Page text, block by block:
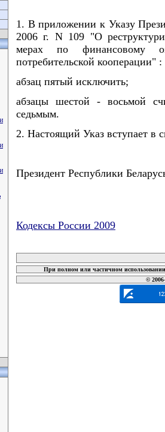
1. В приложении к Указу
2006 г. N 109 "О
мерах по финансовому
потребительской кооперации" :
абзац пятый исключить;
абзацы шестой - восьмой
седьмым.
2. Настоящий Указ вступает в
Президент Республики
Кодексы России 2009
При полном или частичном
©